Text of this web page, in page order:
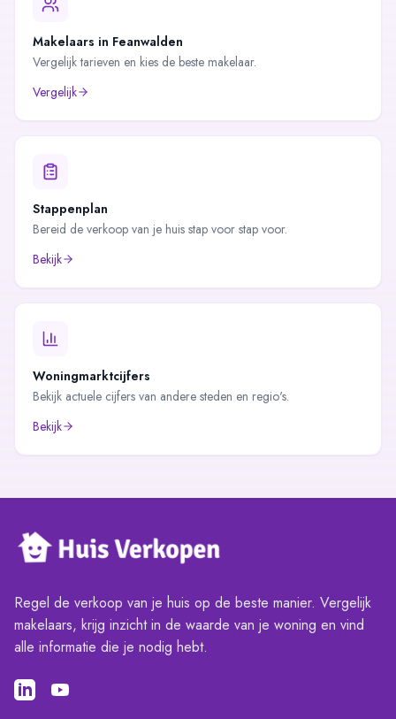
Makelaars in Feanwalden
Vergelijk tarieven en kies de beste makelaar.
Vergelijk
Stappenplan
Bereid de verkoop van je huis stap voor stap voor.
Bekijk
Woningmarktcijfers
Bekijk actuele cijfers van andere steden en regio's.
Bekijk
Regel de verkoop van je huis op de beste manier. Vergelijk
makelaars, krijg inzicht in de waarde van je woning en vind
alle informatie die je nodig hebt.